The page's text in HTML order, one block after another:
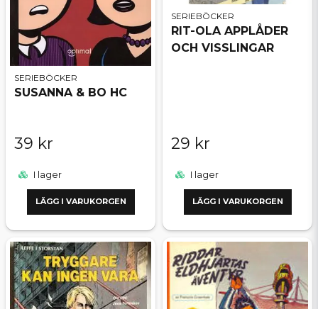
SERIEBÖCKER
SUSANNA & BO HC
39 kr
I lager
LÄGG I VARUKORGEN
SERIEBÖCKER
RIT-OLA APPLÅDER
OCH VISSLINGAR
29 kr
I lager
LÄGG I VARUKORGEN